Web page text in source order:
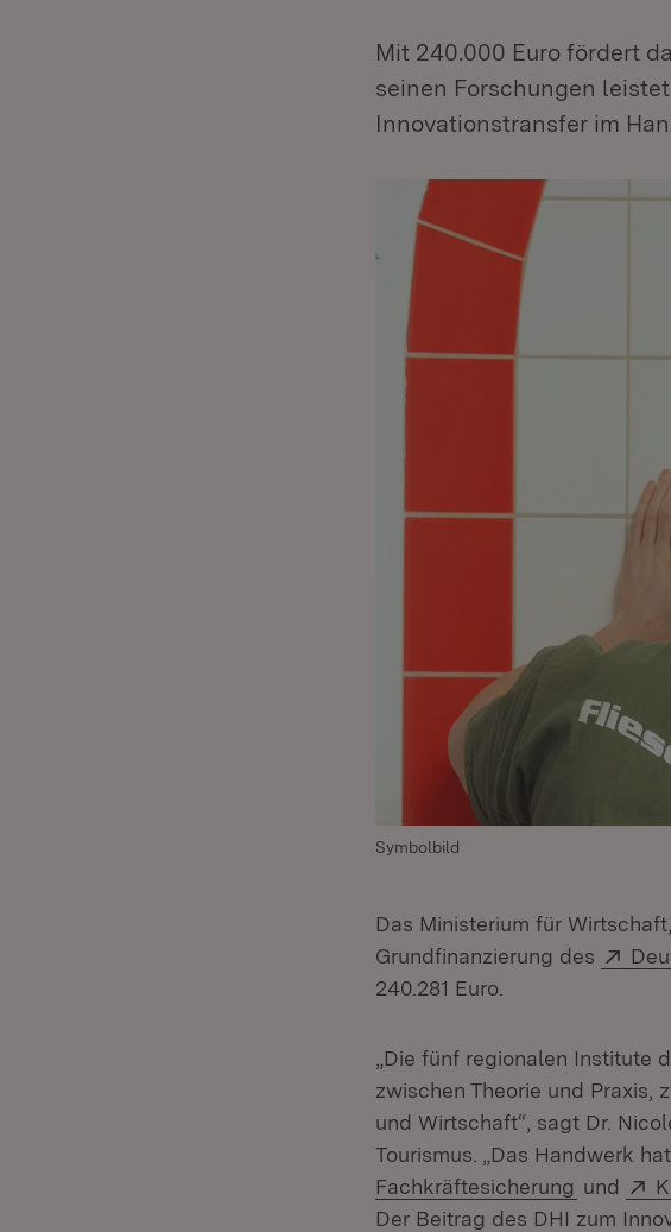
Mit 240.000 Euro fördert
seinen Forschungen
Innovationstransfer im
Symbolbild
Das Ministerium für
Grundfinanzierung des
240.281 Euro.
„Die fünf regionalen Institute
zwischen Theorie und Praxis,
und Wirtschaft“, sagt Dr.
Tourismus. „Das Handwerk
Fachkräftesicherung (Öffnet
und
Der Beitrag des DHI zum